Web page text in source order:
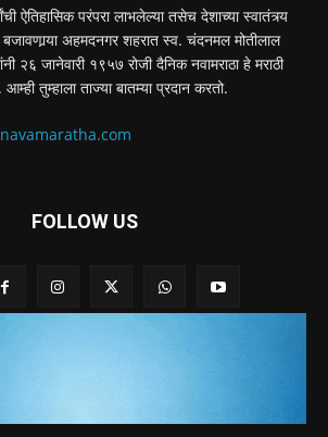
ऐतिहासिक परंपरा लाभलेल्या तसेच देशाच्या स्वातंत्र्य
अहमदनगर शहरात स्व. चंदनमल मोतीलाल
२६ जानेवारी १९५७ रोजी दैनिक नवामराठा हे मराठी
तुम्हाला ताज्या बातम्या प्रदान करतो.
FOLLOW US